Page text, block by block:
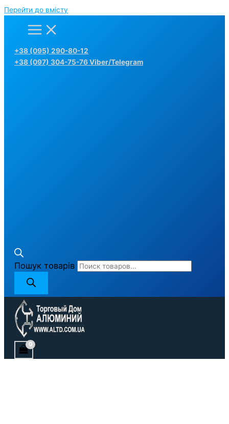
Перейти до вмісту
+38 (095) 290-80-12
+38 (097) 304-75-76 Viber/Telegram
Пошук товарів